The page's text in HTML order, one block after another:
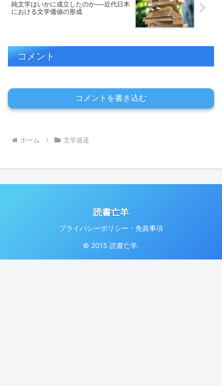
純文学はいかに成立したのか──近代日本
における文学価値の形成
コメント
コメントを書き込む
ホーム 文学逍遥
読書亡羊
プライバシーポリシー・免責事項
© 2015 読書亡羊.